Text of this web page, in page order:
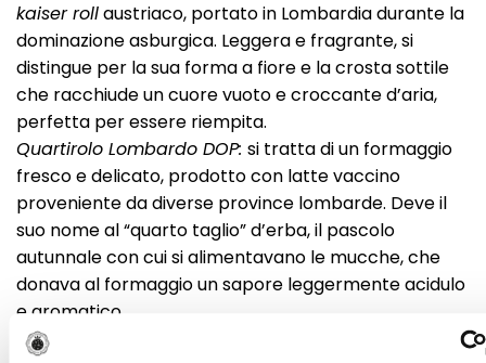
kaiser rollaustriaco, portato in Lombardia durante la
dominazione asburgica. Leggera e fragrante, si
distingue per la sua forma a fiore e la crosta sottile
che racchiude un cuore vuoto e croccante d’aria,
perfetta per essere riempita.
Quartirolo Lombardo DOP: si tratta di un formaggio
fresco e delicato, prodotto con latte vaccino
proveniente da diverse province lombarde. Deve il
suo nome al “quarto taglio” d’erba, il pascolo
autunnale con cui si alimentavano le mucche, che
donava al formaggio un sapore leggermente acidulo
e aromatico.